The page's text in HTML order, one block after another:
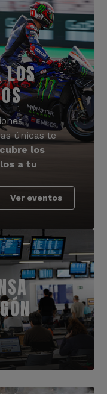
LOS
únicas te
los
a tu
Ver eventos